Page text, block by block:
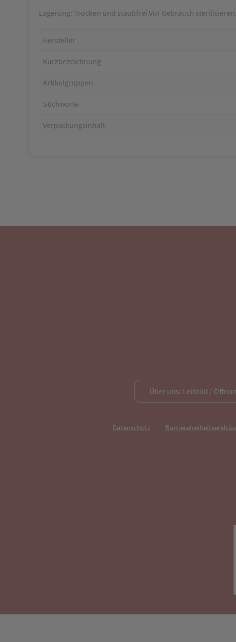
Lagerung: Trocken und staubfrei.Vor Gebrauch
Hersteller
Kurzbezeichnung
Artikelgruppen
Stichworte
Verpackungsinhalt
Über uns: Leitbild /
Datenschutz